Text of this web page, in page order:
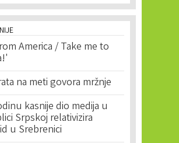
America / Take me to
na meti govora mržnje
kasnije dio medija u
Srpskoj relativizira
u Srebrenici